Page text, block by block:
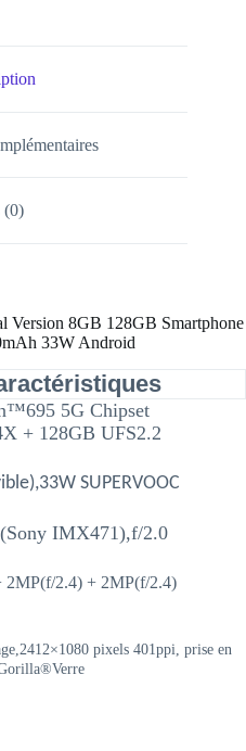
(0)
Version 8GB 128GB Smartphone
33W Android
5G Chipset
+ 128GB UFS2.2
SUPERVOOC
IMX471),f/2.0
2MP(f/2.4) + 2MP(f/2.4)
2412×1080 pixels 401ppi, prise en